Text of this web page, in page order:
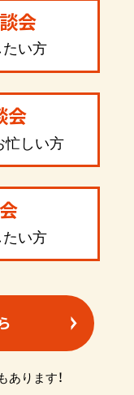
会
い方
会
忙しい方
い方
ります！